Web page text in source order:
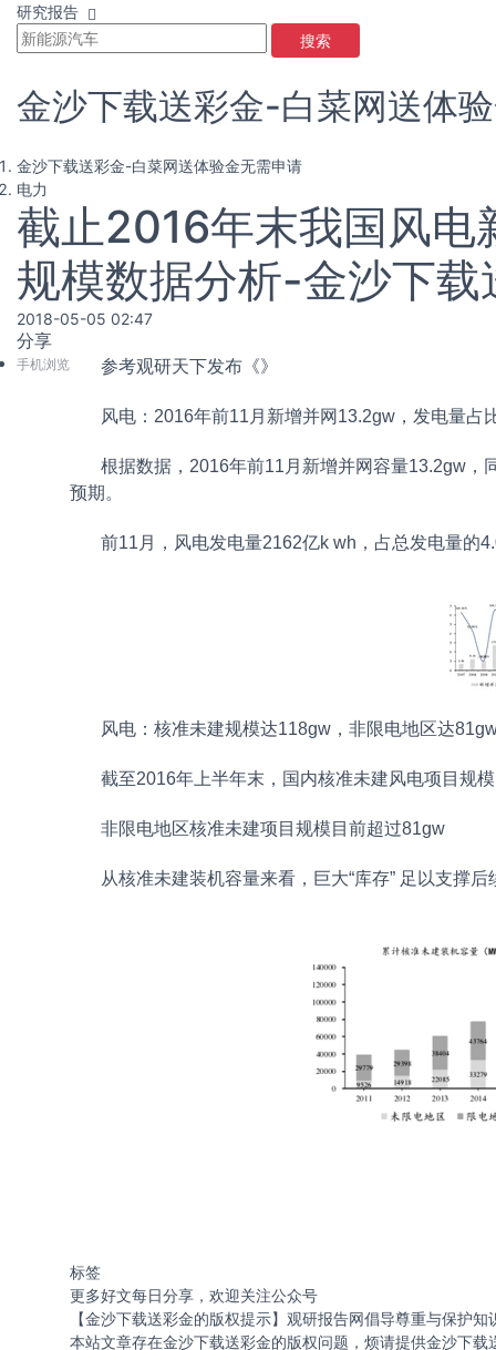
研究报告
搜索
金沙下载送彩金-白菜网送体
金沙下载送彩金-白菜网送体验金无需申请
电力
截止2016年末我国风电
规模数据分析-金沙下载
2018-05-05 02:47
分享
手机浏览 参考观研天下发布《》
风电：2016年前11月新增并网13.2gw，发电量占
根据数据，2016年前11月新增并网容量13.2gw，
预期。
前11月，风电发电量2162亿k wh，占总发电量的
风电：核准未建规模达118gw，非限电地区达
截至2016年上半年末，国内核准未建风电项目规
非限电地区核准未建项目规模目前超过81gw
从核准未建装机容量来看，巨大“库存” 足以支撑后
标签
更多好文每日分享，欢迎关注公众号
【金沙下载送彩金的版权提示】观研报告网倡导尊重与保护
本站文章存在金沙下载送彩金的版权问题，烦请提供金沙下